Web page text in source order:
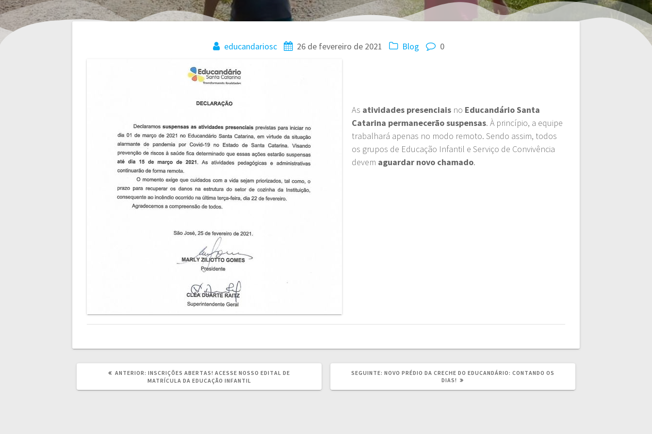
educandariosc 26 de fevereiro de 2021 Blog 0
As atividades presenciais no Educandário Santa
Catarina permanecerão suspensas. À princípio, a equipe
trabalhará apenas no modo remoto. Sendo assim, todos
os grupos de Educação Infantil e Serviço de Convivência
devem aguardar novo chamado.
ANTERIOR: POST
ANTERIOR:
INSCRIÇÕES ABERTAS! ACESSE NOSSO EDITAL DE
MATRÍCULA DA EDUCAÇÃO INFANTIL
SEGUINTE: POST
NOVO PRÉDIO DA CRECHE DO EDUCANDÁRIO: CONTANDO OS
DIAS!